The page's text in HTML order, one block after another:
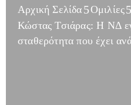
Αρχική Σελίδα
Ομιλίες
Κώστας Τσιάρας: Η ΝΔ
σταθερότητα που έχει